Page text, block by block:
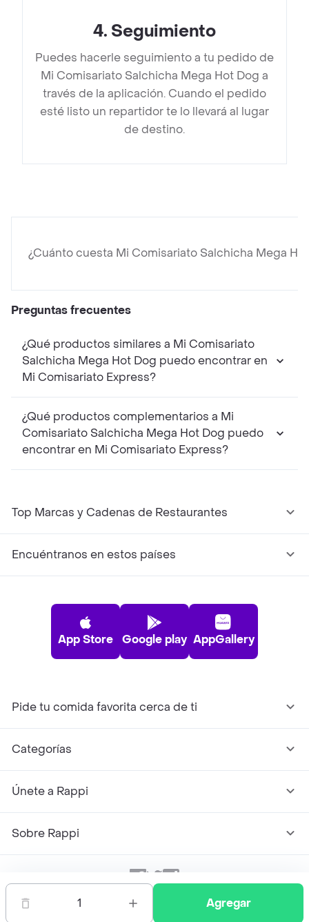
1 Agregar
4. Seguimiento
Puedes hacerle seguimiento a tu pedido de
Mi Comisariato Salchicha Mega Hot Dog a
través de la aplicación. Cuando el pedido
esté listo un repartidor te lo llevará al lugar
de destino.
¿Cuánto cuesta Mi Comisariato Salchicha Mega
Preguntas frecuentes
¿Qué productos similares a Mi Comisariato
Salchicha Mega Hot Dog puedo encontrar en
Mi Comisariato Express?
¿Qué productos complementarios a Mi
Comisariato Salchicha Mega Hot Dog puedo
encontrar en Mi Comisariato Express?
Top Marcas y Cadenas de Restaurantes
Encuéntranos en estos países
App Store Google play AppGallery
Pide tu comida favorita cerca de ti
Categorías
Únete a Rappi
Sobre Rappi
Facebook
TwitterInstagram
2026 Rappi Inc. All rights reserved.